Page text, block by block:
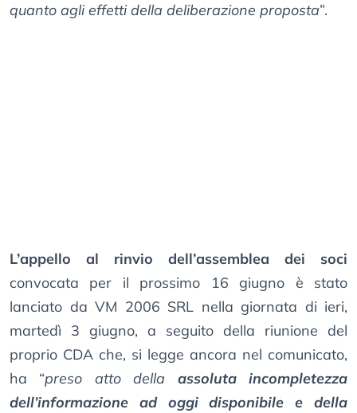
quanto agli effetti della deliberazione proposta”.
L’appello al rinvio dell’assemblea dei soci
convocata per il prossimo 16 giugno è stato
lanciato da VM 2006 SRL nella giornata di ieri,
martedì 3 giugno, a seguito della riunione del
proprio CDA che, si legge ancora nel comunicato,
ha “preso atto della assoluta incompletezza
dell’informazione ad oggi disponibile e della